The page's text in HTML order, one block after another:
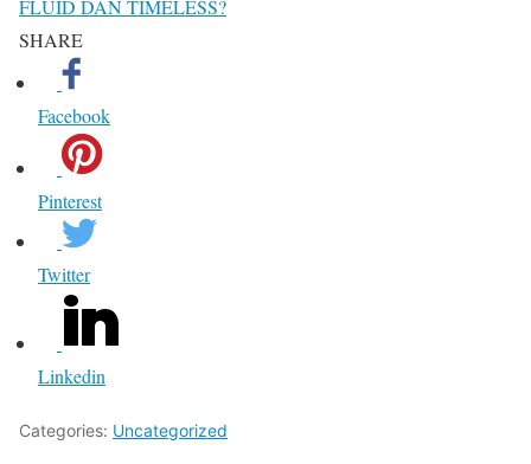
FLUID DAN TIMELESS?
SHARE
Facebook
Pinterest
Twitter
Linkedin
Categories: Uncategorized